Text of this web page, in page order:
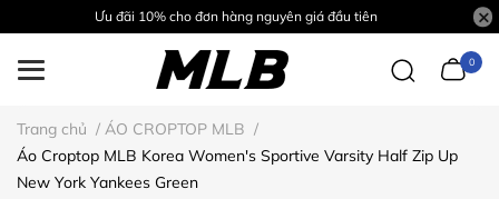
Ưu đãi 10% cho đơn hàng nguyên giá đầu tiên
0
Trang chủ / ÁO CROPTOP MLB /
Áo Croptop MLB Korea Women's Sportive Varsity Half Zip Up
New York Yankees Green